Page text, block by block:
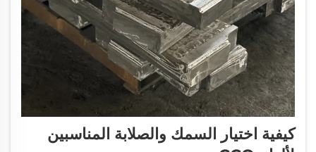
كيفية اختيار السمك والصلابة المناسبين